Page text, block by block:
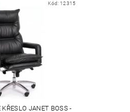
Kód: 12315
KŘESLO JANET BOSS -